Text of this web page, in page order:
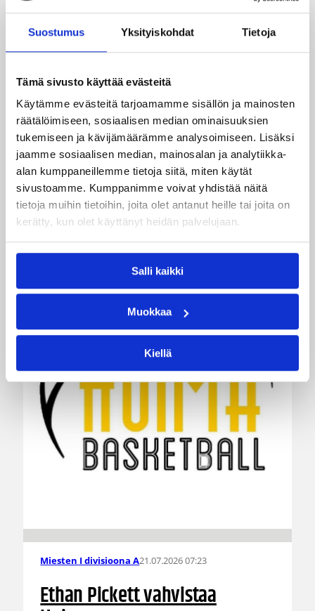
Suostumus Yksityiskohdat Tietoja
Tämä sivusto käyttää evästeitä
Käytämme evästeitä tarjoamamme sisällön ja mainosten
räätälöimiseen, sosiaalisen median ominaisuuksien
tukemiseen ja kävijämäärämme analysoimiseen. Lisäksi
jaamme sosiaalisen median, mainosalan ja analytiikka-
alan kumppaneillemme tietoja siitä, miten käytät
sivustoamme. Kumppanimme voivat yhdistää näitä
tietoja muihin tietoihin, joita olet antanut heille tai joita on
kerätty, kun olet käyttänyt heidän palvelujaan.
Salli kaikki
Muokkaa
Kiellä
24.07.2026 14:03
Miesten Divari A:ssa koko
joukko pelaajauutisia
Kokoonpanot miesten divisioonakaudelle 2026-
2027 ovat vahvistumassa hyvää vauhtia.
Pelaajasopimuksistaan tulevalle kaudelle ovat
viime päivinä ilmoittaneet mm. Torpan Pojat,
Äänekosken Huima, KaU Karkkila sekä Namika
Lappeenranta.
Miesten I divisioona A21.07.2026 07:23
Ethan Pickett vahvistaa